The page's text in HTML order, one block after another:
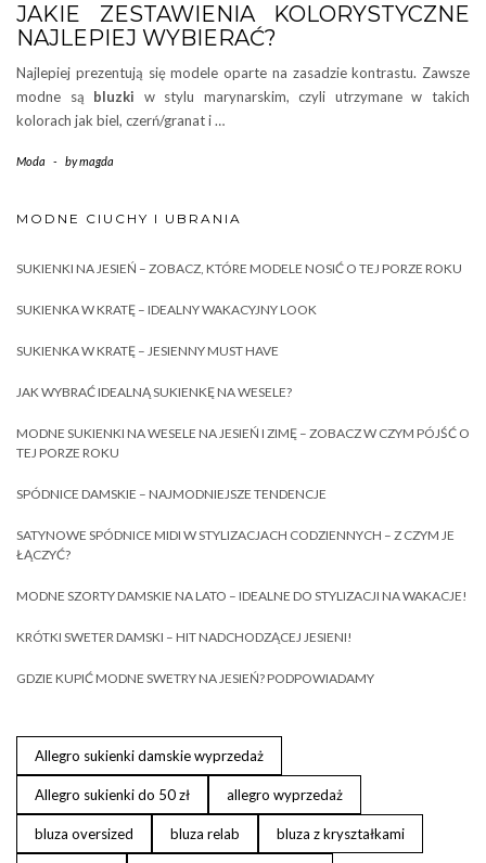
JAKIE ZESTAWIENIA KOLORYSTYCZNE
NAJLEPIEJ WYBIERAĆ?
Najlepiej prezentują się modele oparte na zasadzie kontrastu. Zawsze
modne są bluzki w stylu marynarskim, czyli utrzymane w takich
kolorach jak biel, czerń/granat i …
Moda - bymagda
MODNE CIUCHY I UBRANIA
SUKIENKI NA JESIEŃ – ZOBACZ, KTÓRE MODELE NOSIĆ O TEJ PORZE ROKU
SUKIENKA W KRATĘ – IDEALNY WAKACYJNY LOOK
SUKIENKA W KRATĘ – JESIENNY MUST HAVE
JAK WYBRAĆ IDEALNĄ SUKIENKĘ NA WESELE?
MODNE SUKIENKI NA WESELE NA JESIEŃ I ZIMĘ – ZOBACZ W CZYM PÓJŚĆ O
TEJ PORZE ROKU
SPÓDNICE DAMSKIE – NAJMODNIEJSZE TENDENCJE
SATYNOWE SPÓDNICE MIDI W STYLIZACJACH CODZIENNYCH – Z CZYM JE
ŁĄCZYĆ?
MODNE SZORTY DAMSKIE NA LATO – IDEALNE DO STYLIZACJI NA WAKACJE!
KRÓTKI SWETER DAMSKI – HIT NADCHODZĄCEJ JESIENI!
GDZIE KUPIĆ MODNE SWETRY NA JESIEŃ? PODPOWIADAMY
Allegro sukienki damskie wyprzedaż
Allegro sukienki do 50 zł allegro wyprzedaż
bluza oversized bluza relab bluza z kryształkami